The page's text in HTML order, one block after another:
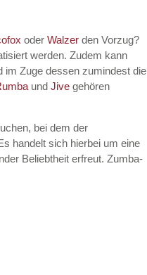
oder Walzer den Vorzug?
werden. Zudem kann
im Zuge dessen zumindest die
und Jive gehören
bei dem der
handelt sich hierbei um eine
Beliebtheit erfreut. Zumba-